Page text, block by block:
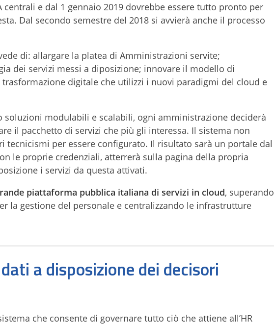
e dal 1 gennaio 2019 dovrebbe essere tutto pronto per
Dal secondo semestre del 2018 si avvierà anche il processo
di: allargare la platea di Amministrazioni servite;
dei servizi messi a diposizione; innovare il modello di
digitale che utilizzi i nuovi paradigmi del cloud e
soluzioni modulabili e scalabili, ogni amministrazione deciderà
il pacchetto di servizi che più gli interessa. Il sistema non
tecnicismi per essere configurato. Il risultato sarà un portale dal
le proprie credenziali, atterrerà sulla pagina della propria
i servizi da questa attivati.
piattaforma pubblica italiana di servizi in cloud, superando
la gestione del personale e centralizzando le infrastrutture
a disposizione dei decisori
che consente di governare tutto ciò che attiene all’HR